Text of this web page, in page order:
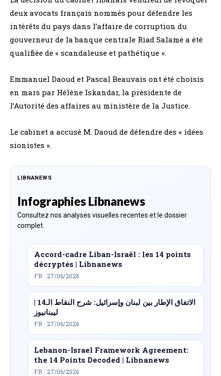
deux avocats français nommés pour défendre les
intérêts du pays dans l’affaire de corruption du
gouverneur de la banque centrale Riad Salamé a été
qualifiée de « scandaleuse et pathétique ».
Emmanuel Daoud et Pascal Beauvais ont été choisis
en mars par Hélène Iskandar, la présidente de
l’Autorité des affaires au ministère de la Justice.
Le cabinet a accusé M. Daoud de défendre des « idées
sionistes ».
LIBNANEWS
Infographies Libnanews
Consultez nos analyses visuelles recentes et le dossier
complet.
Accord-cadre Liban-Israël : les 14 points
décryptés | Libnanews
FR · 27/06/2026
الاتفاق الإطار بين لبنان وإسرائيل: شرح النقاط الـ14 |
ليبنانيوز
FR · 27/06/2026
Lebanon-Israel Framework Agreement:
the 14 Points Decoded | Libnanews
FR · 27/06/2026